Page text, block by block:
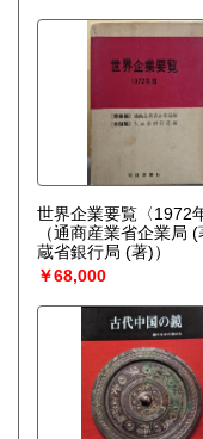
世界企業要覧〈1972
（通商産業省企業局
蔵省銀行局 (著)）
￥68,000